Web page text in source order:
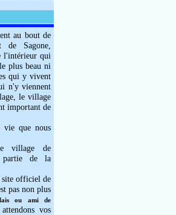
au bout de
Sagone,
l'intérieur qui
plus beau ni
qui y vivent
n'y viennent
le village
important de
vie que nous
village de
partie de la
site officiel de
pas non plus
ou ami de
vos